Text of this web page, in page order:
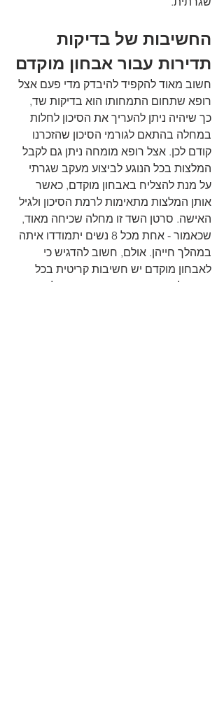
החשיבות של בדיקות
תדירות עבור אבחון מוקדם
חשוב מאוד להקפיד להיבדק מדי פעם אצל
רופא שתחום התמחותו הוא בדיקות שד,
כך שיהיה ניתן להעריך את הסיכון לחלות
במחלה בהתאם לגורמי הסיכון שהזכרנו
קודם לכן. אצל רופא מומחה ניתן גם לקבל
המלצות בכל הנוגע לביצוע מעקב שגרתי
על מנת להצליח באבחון מוקדם, כאשר
אותן המלצות מתאימות לרמת הסיכון ולגיל
האישה. סרטן השד זו מחלה שכיחה מאוד,
שכאמור - אחת מכל 8 נשים יתמודדו איתה
במהלך חייהן. אולם, חשוב להדגיש כי
לאבחון מוקדם יש חשיבות קריטית בכל
הנוגע לדרכי ההתמודדות עם המחלה